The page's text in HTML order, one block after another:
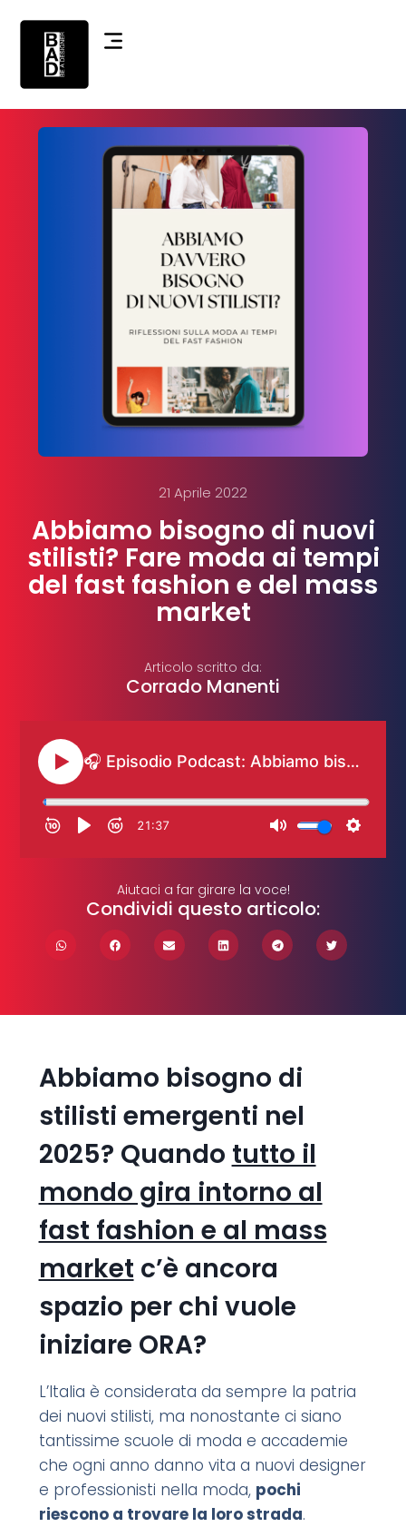
21 Aprile 2022
Abbiamo bisogno di nuovi
stilisti? Fare moda ai tempi
del fast fashion e del mass
market
Articolo scritto da:
Corrado Manenti
Aiutaci a far girare la voce!
Condividi questo articolo:
Abbiamo bisogno di
stilisti emergenti nel
2025? Quando tutto il
mondo gira intorno al
fast fashion e al mass
market c’è ancora
spazio per chi vuole
iniziare ORA?
L’Italia è considerata da sempre la patria
dei nuovi stilisti, ma nonostante ci siano
tantissime scuole di moda e accademie
che ogni anno danno vita a nuovi designer
e professionisti nella moda, pochi
riescono a trovare la loro strada.